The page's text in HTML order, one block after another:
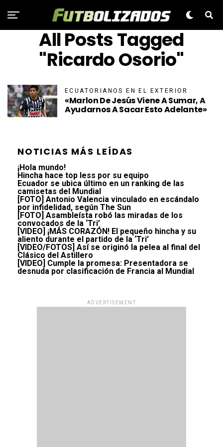
All Posts Tagged
"Ricardo Osorio"
ECUATORIANOS EN EL EXTERIOR
«Marlon De Jesús Viene A Sumar, A
Ayudarnos A Sacar Esto Adelante»
NOTICIAS MÁS LEÍDAS
¡Hola mundo!
Hincha hace top less por su equipo
Ecuador se ubica último en un ranking de las
camisetas del Mundial
[FOTO] Antonio Valencia vinculado en escándalo
por infidelidad, según The Sun
[FOTO] Asambleísta robó las miradas de los
convocados de la ‘Tri’
[VIDEO] ¡MÁS CORAZÓN! El pequeño hincha y su
aliento durante el partido de la ‘Tri’
[VIDEO/FOTOS] Así se originó la pelea al final del
Clásico del Astillero
[VIDEO] Cumple la promesa: Presentadora se
desnuda por clasificación de Francia al Mundial
ADVERTISEMENT